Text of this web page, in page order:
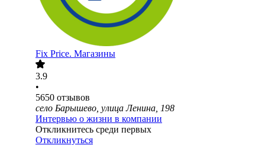
Fix Price. Магазины
3.9
•
5650 отзывов
село Барышево, улица Ленина, 198
Интервью о жизни в компании
Откликнитесь среди первых
Откликнуться